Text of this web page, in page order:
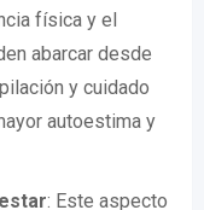
física y el
abarcar desde
y cuidado
autoestima y
: Este aspecto